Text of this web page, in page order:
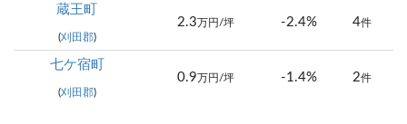
蔵王町
(刈田郡)
2.3 万円/坪 -2.4% 4件
七ケ宿町
(刈田郡)
0.9 万円/坪 -1.4% 2件